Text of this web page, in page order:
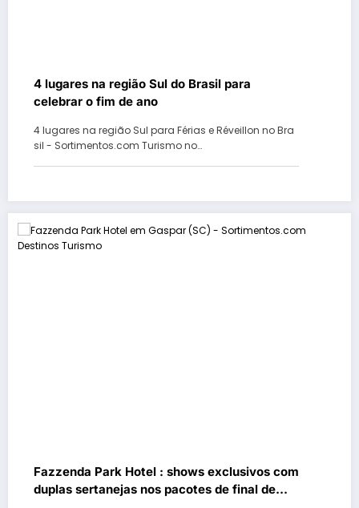
4 lugares na região Sul do Brasil para
celebrar o fim de ano
4 lugares na região Sul para Férias e Réveillon no Bra
sil - Sortimentos.com Turismo no…
Fazzenda Park Hotel : shows exclusivos com
duplas sertanejas nos pacotes de final de